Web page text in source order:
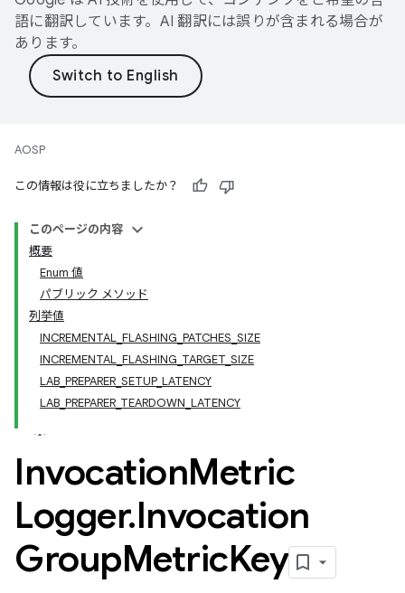
語に翻訳しています。AI 翻訳には誤りが含まれる場合が
あります。
AOSP
この情報は役に立ちましたか？
このページの内容
概要
Enum 値
パブリック メソッド
列挙値
INCREMENTAL_FLASHING_PATCHES_SIZE
INCREMENTAL_FLASHING_TARGET_SIZE
LAB_PREPARER_SETUP_LATENCY
LAB_PREPARER_TEARDOWN_LATENCY
InvocationMetric
Logger.Invocation
GroupMetricKey